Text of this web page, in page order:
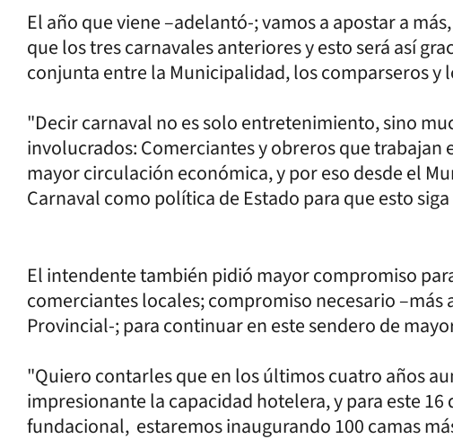
El año que viene –adelantó-; vamos a apostar a
que los tres carnavales anteriores y esto será así
conjunta entre la Municipalidad, los comparseros y
"Decir carnaval no es solo entretenimiento, sino
involucrados: Comerciantes y obreros que
mayor circulación económica, y por eso desde el
Carnaval como política de Estado para que esto
El intendente también pidió mayor compromiso
comerciantes locales; compromiso necesario
Provincial-; para continuar en este sendero de
"Quiero contarles que en los últimos cuatro años
impresionante la capacidad hotelera, y para este
fundacional, estaremos inaugurando 100 camas